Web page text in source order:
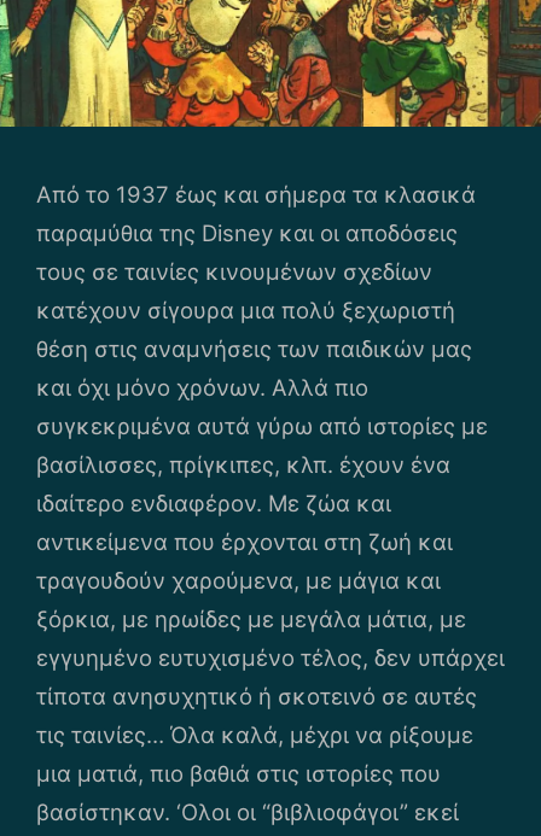
Από το 1937 έως και σήμερα τα κλασικά
παραμύθια της Disney και οι αποδόσεις
τους σε ταινίες κινουμένων σχεδίων
κατέχουν σίγουρα μια πολύ ξεχωριστή
θέση στις αναμνήσεις των παιδικών μας
και όχι μόνο χρόνων. Αλλά πιο
συγκεκριμένα αυτά γύρω από ιστορίες με
βασίλισσες, πρίγκιπες, κλπ. έχουν ένα
ιδαίτερο ενδιαφέρον. Με ζώα και
αντικείμενα που έρχονται στη ζωή και
τραγουδούν χαρούμενα, με μάγια και
ξόρκια, με ηρωίδες με μεγάλα μάτια, με
εγγυημένο ευτυχισμένο τέλος, δεν υπάρχει
τίποτα ανησυχητικό ή σκοτεινό σε αυτές
τις ταινίες… Όλα καλά, μέχρι να ρίξουμε
μια ματιά, πιο βαθιά στις ιστορίες που
βασίστηκαν. ‘Ολοι οι “βιβλιοφάγοι” εκεί